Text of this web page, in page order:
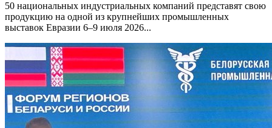
50 национальных индустриальных компаний представят свою
продукцию на одной из крупнейших промышленных
выставок Евразии 6–9 июля 2026...